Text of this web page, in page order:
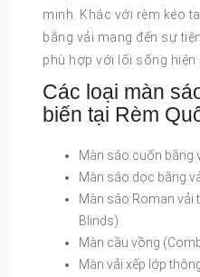
minh. Khác với rèm kéo
bằng vải mang đến sự
phù hợp với lối sống hiện
Các loại màn
biến tại Rèm
Màn sáo cuốn bằng
Màn sáo dọc bằng
Màn sáo Roman vải
Blinds)
Màn cầu vồng
Màn vải xếp lớp